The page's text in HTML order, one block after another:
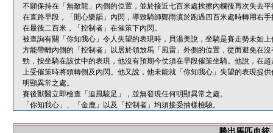
不願保持在「無敵龍」內側的位置，並於接近七百米處挨擦內欄後再次失去平
在直路早段，「開心樂韻」內閃，導致騎師鄭雨滇於跑過四百米處時轉用右
在最後二百米，「控制者」在催策下內閃。
被查詢有關「你知我心」令人失望的表現時，貝湯美說，坐騎是賽走勢未如
方能帶離內側的「控制者」以居於領放馬「風雷」外側的位置，從而避免在
勁，按坐騎在該仗中的表現，他沒有預期今仗須在早段催策坐騎。他說，在
上受催策時將頭轉側及內閃。他又說，他未能就「你知我心」失望的表現提
明顯異常之處。
賽後獸醫立即檢查「追風駿足」，並無發現任何明顯異常之處。
「你知我心」、「金鹿」以及「控制者」均須接受抽樣檢驗。